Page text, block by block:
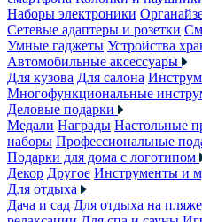
Наборы электроники
Сетевые адаптеры и розетки
Умные гаджеты Устройства
Автомобильные аксессуары
Для кузова Для салона
Многофункциональные
Деловые подарки
Медали Награды Настольные
наборы Профессиональные
Подарки для дома с логотипом
Декор Другое Инструменты и
Для отдыха
Дача и сад Для отдыха на пляже